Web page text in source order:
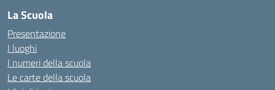
La Scuola
Presentazione
I luoghi
I numeri della scuola
Le carte della scuola